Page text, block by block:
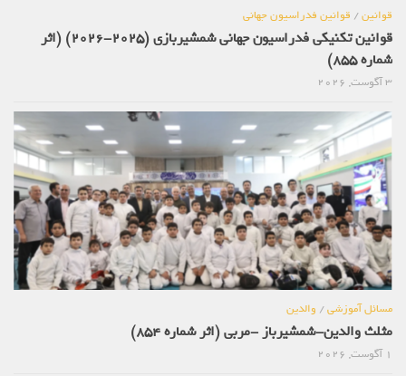
قوانین/قوانین فدراسیون جهانی
قوانین تکنیکی فدراسیون جهانی شمشیربازی (2025-2026) (اثر
شماره 855)
مسائل آموزشی/والدین
مثلث والدین-شمشیرباز -مربی (اثر شماره 854)